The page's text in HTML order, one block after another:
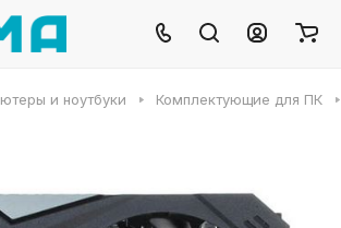
и ноутбуки Комплектующие для ПК